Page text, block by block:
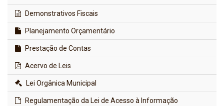
Demonstrativos Fiscais
Planejamento Orçamentário
Prestação de Contas
Acervo de Leis
Lei Orgânica Municipal
Regulamentação da Lei de Acesso à Informação